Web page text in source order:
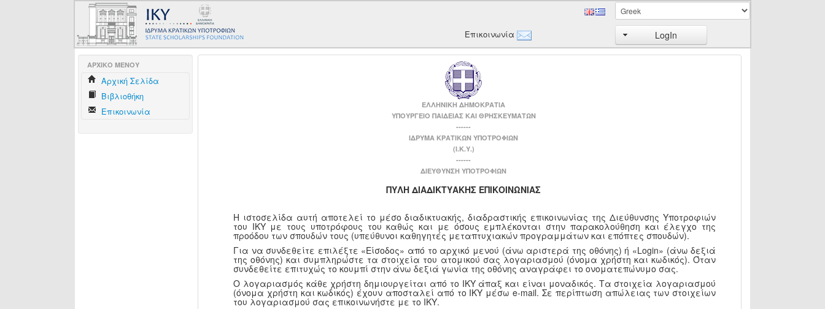
LogIn
Επικοινωνία
AΡΧΙΚΟ ΜΕΝΟΥ
Aρχική Σελίδα
Βιβλιοθήκη
Επικοινωνία
ΕΛΛΗΝΙΚΗ ΔΗΜΟΚΡΑΤΙΑ
ΥΠΟΥΡΓΕΙΟ ΠΑΙΔΕΙΑΣ ΚΑΙ ΘΡΗΣΚΕΥΜΑΤΩΝ
------
ΙΔΡΥΜΑ ΚΡΑΤΙΚΩΝ ΥΠΟΤΡΟΦΙΩΝ
(Ι.Κ.Υ.)
------
ΔΙΕΥΘΥΝΣΗ ΥΠΟΤΡΟΦΙΩΝ
ΠΥΛΗ ΔΙΑΔΙΚΤΥΑΚΗΣ ΕΠΙΚΟΙΝΩΝΙΑΣ
Η ιστοσελίδα αυτή αποτελεί το μέσο διαδικτυακής, διαδραστικής επικοινωνίας της Διεύθυνσης Υποτροφιών
του ΙΚΥ με τους υποτρόφους του καθώς και με όσους εμπλέκονται στην παρακολούθηση και έλεγχο της
προόδου των σπουδών τους (υπεύθυνοι καθηγητές μεταπτυχιακών προγραμμάτων και επόπτες σπουδών).
Για να συνδεθείτε επιλέξτε «Είσοδος» από το αρχικό μενού (άνω αριστερά της οθόνης) ή «Login» (άνω δεξιά
της οθόνης) και συμπληρώστε τα στοιχεία του ατομικού σας λογαριασμού (όνομα χρήστη και κωδικός). Όταν
συνδεθείτε επιτυχώς το κουμπί στην άνω δεξιά γωνία της οθόνης αναγράφει το ονοματεπώνυμο σας.
Ο λογαριασμός κάθε χρήστη δημιουργείται από το ΙΚΥ άπαξ και είναι μοναδικός. Τα στοιχεία λογαριασμού
(όνομα χρήστη και κωδικός) έχουν αποσταλεί από το ΙΚΥ μέσω e-mail. Σε περίπτωση απώλειας των στοιχείων
του λογαριασμού σας επικοινωνήστε με το ΙΚΥ.